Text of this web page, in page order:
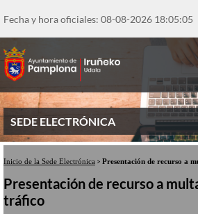
contenido
Fecha y hora oficiales: 08-08-2026 18:05:06
SEDE ELECTRÓNICA
Inicio de la Sede Electrónica > Presentación de recurso a
Presentación de recurso a
tráfico